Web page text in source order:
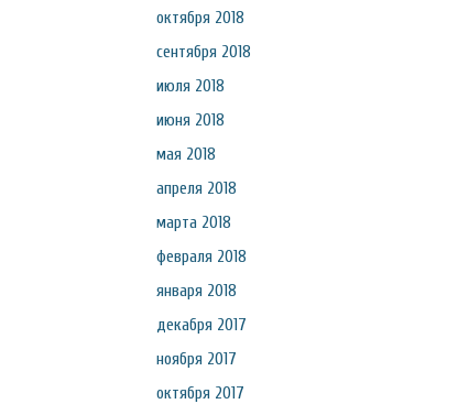
октября 2018
сентября 2018
июля 2018
июня 2018
мая 2018
апреля 2018
марта 2018
февраля 2018
января 2018
декабря 2017
ноября 2017
октября 2017